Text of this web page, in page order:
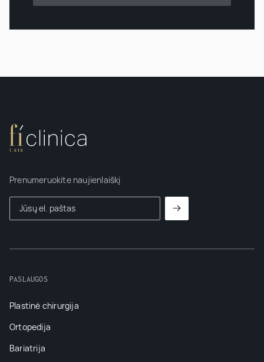
Prenumeruokite naujienlaiškį
PASLAUGOS
Plastinė chirurgija
Ortopedija
Bariatrija